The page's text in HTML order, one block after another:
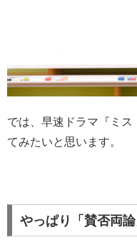
では、早速ドラマ『ミ
てみたいと思います。
やっぱり「賛否両論